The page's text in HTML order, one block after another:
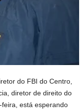
do FBI do Centro,
diretor de direito do
está esperando